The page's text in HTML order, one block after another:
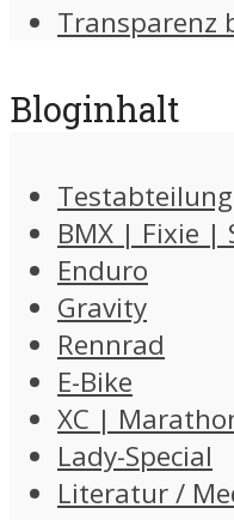
Transparenz
Bloginhalt
Testabteilung
BMX | Fixie |
Enduro
Gravity
Rennrad
E-Bike
XC |
Lady-Special
Literatur /